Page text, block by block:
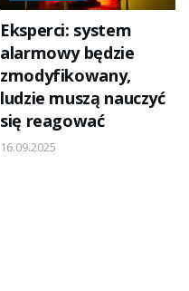
Eksperci: system
alarmowy będzie
zmodyfikowany,
ludzie muszą nauczyć
się reagować
16.09.2025